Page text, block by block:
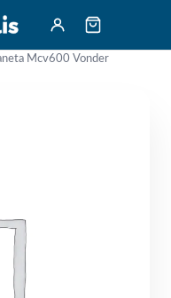
Mcv600 Vonder